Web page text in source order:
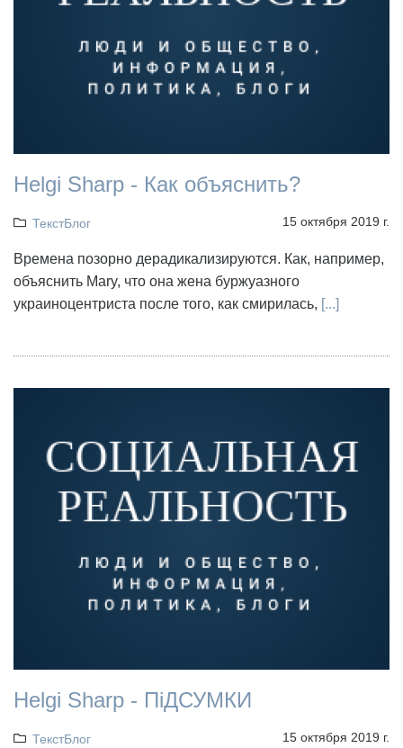
Helgi Sharp - Как объяснить?
ТекстБлог 15 октября 2019 г.
Времена позорно дерадикализируются. Как, например,
объяснить Mary, что она жена буржуазного
украиноцентриста после того, как смирилась, [...]
Helgi Sharp - ПіДСУМКИ
ТекстБлог 15 октября 2019 г.